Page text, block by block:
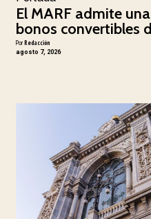
El MARF admite
bonos convertibles
PorRedacción
agosto 7, 2026